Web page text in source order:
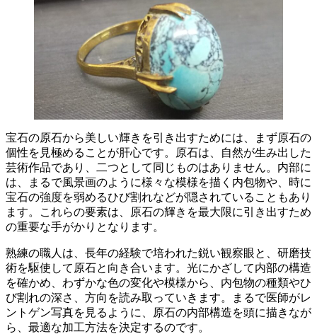
宝石の原石から美しい輝きを引き出すためには、まず原石の
個性を見極めることが肝心です。
原石は、自然が生み出した
芸術作品であり、二つとして同じものはありません。内部に
は、まるで風景画のように様々な模様を描く内包物や、時に
宝石の強度を弱めるひび割れなどが隠されていることもあり
ます。これらの要素は、原石の輝きを最大限に引き出すため
の重要な手がかりとなります。
熟練の職人は、長年の経験で培われた鋭い観察眼と、研磨技
術を駆使して原石と向き合います。 光にかざして内部の構造
を確かめ、わずかな色の変化や模様から、内包物の種類やひ
び割れの深さ、方向を読み取っていきます。まるで医師がレ
ントゲン写真を見るように、原石の内部構造を頭に描きなが
ら、最適な加工方法を決定するのです。